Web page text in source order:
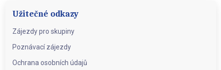
Užitečné odkazy
Zájezdy pro skupiny
Poznávací zájezdy
Ochrana osobních údajů